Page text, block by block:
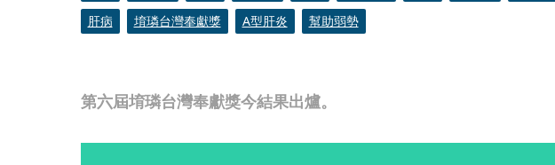
第六屆堉璘台灣奉獻獎今結果出爐。
肝病
堉璘台灣奉獻獎 A型肝炎 幫助弱勢